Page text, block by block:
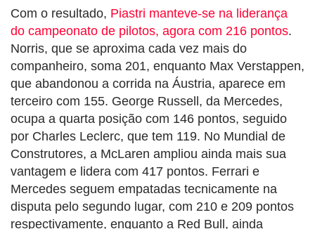
Com o resultado, Piastri manteve-se na liderança
do campeonato de pilotos, agora com 216 pontos.
Norris, que se aproxima cada vez mais do
companheiro, soma 201, enquanto Max Verstappen,
que abandonou a corrida na Áustria, aparece em
terceiro com 155. George Russell, da Mercedes,
ocupa a quarta posição com 146 pontos, seguido
por Charles Leclerc, que tem 119. No Mundial de
Construtores, a McLaren ampliou ainda mais sua
vantagem e lidera com 417 pontos. Ferrari e
Mercedes seguem empatadas tecnicamente na
disputa pelo segundo lugar, com 210 e 209 pontos
respectivamente, enquanto a Red Bull, ainda